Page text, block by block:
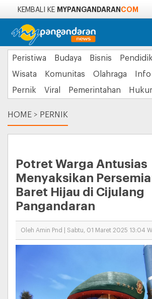
KEMBALI KE MYPANGANDARAN COM
Peristiwa Budaya Bisnis
Wisata
Komunitas Olahraga
Pernik
Viral Pemerintahan
HOME > PERNIK
Potret Warga Antusias
Menyaksikan
Baret Hijau di Cijulang
Pangandaran
Oleh Amin Pnd | Sabtu, 01 Maret 2025 13:04